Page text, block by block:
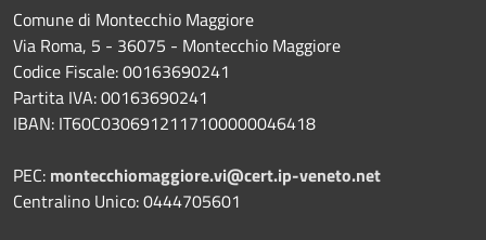
Comune di Montecchio Maggiore
Via Roma, 5 - 36075 - Montecchio Maggiore
Codice Fiscale: 00163690241
Partita IVA: 00163690241
IBAN: IT60C0306912117100000046418
PEC: montecchiomaggiore.vi@cert.ip-veneto.net
Centralino Unico: 0444705601